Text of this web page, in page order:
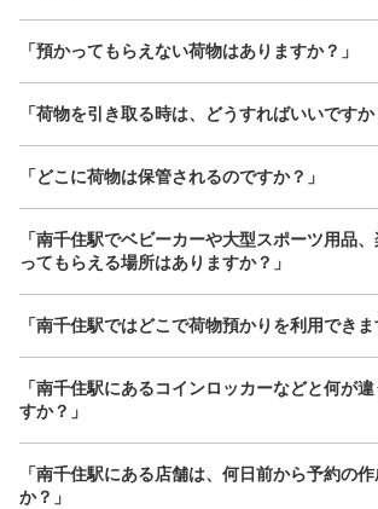
保管できる荷物数
大 :1/ ¥700中:1/ ¥500小 7/ ¥400
支払い方法
ICカード
つくばエクスプレス 南千住
ロッカー
本日の営業時間:05:15〜00:00
お店で荷物の写真を
好立地 / 好条件店舗も多数
「預かってもらえない荷物はありますか？」
「荷物を引き取る時は、どうすればいいですか
「どこに荷物は保管されるのですか？」
「南千住駅でベビーカーや大型スポーツ用品
ってもらえる場所はありますか？」
「南千住駅ではどこで荷物預かりを利用できま
「南千住駅にあるコインロッカーなどと何が
すか？」
「南千住駅にある店舗は、何日前から予約の
か？」